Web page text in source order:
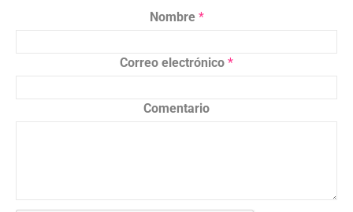
Nombre *
Correo electrónico *
Comentario